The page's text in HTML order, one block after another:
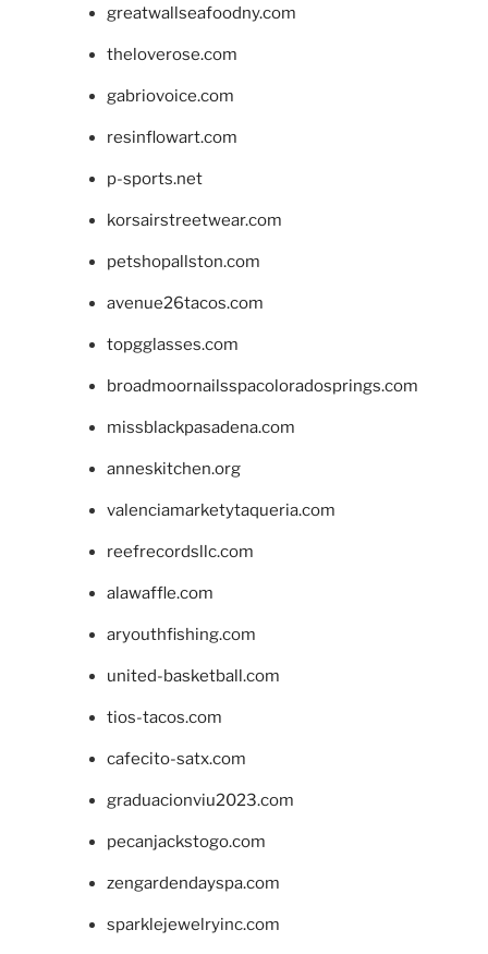
greatwallseafoodny.com
theloverose.com
gabriovoice.com
resinflowart.com
p-sports.net
korsairstreetwear.com
petshopallston.com
avenue26tacos.com
topgglasses.com
broadmoornailsspacoloradosprings.com
missblackpasadena.com
anneskitchen.org
valenciamarketytaqueria.com
reefrecordsllc.com
alawaffle.com
aryouthfishing.com
united-basketball.com
tios-tacos.com
cafecito-satx.com
graduacionviu2023.com
pecanjackstogo.com
zengardendayspa.com
sparklejewelryinc.com